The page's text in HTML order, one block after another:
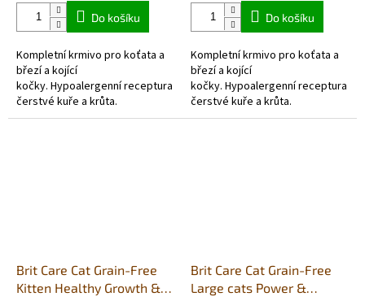
Do košíku
Kompletní krmivo pro koťata a
březí a kojící
kočky. Hypoalergenní receptura
čerstvé kuře a krůta.
Do košíku
Kompletní krmivo pro koťata a
březí a kojící
kočky. Hypoalergenní receptura
čerstvé kuře a krůta.
Brit Care Cat Grain-Free
Kitten Healthy Growth &
Brit Care Cat Grain-Free
Large cats Power &